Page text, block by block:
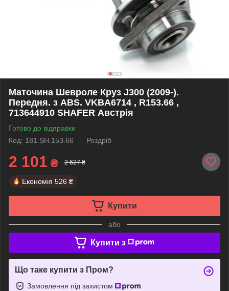
Маточина Шевроле Круз J300 (2009-).
Передня. з ABS. VKBA6714 , R153.66 ,
713644910 SHAFER Австрія
Готово до відправки
Код: 181.SH.153.66
Роздріб
2 101 ₴ 2 627 ₴
Економія 526 ₴
Купити
або
Купити з
Що таке купити з Пром?
Замовлення під захистом